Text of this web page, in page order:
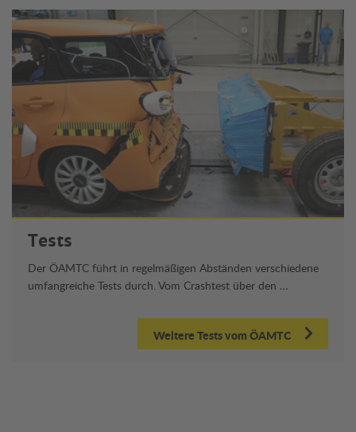
Tests
Der ÖAMTC führt in regelmäßigen Abständen verschiedene
umfangreiche Tests durch. Vom Crashtest über den …
Weitere Tests vom ÖAMTC